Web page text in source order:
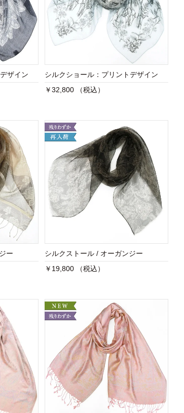
ザイン
シルクショール：プリントデザイン
￥32,800 （税込）
ー
シルクストール / オーガンジー
￥19,800 （税込）